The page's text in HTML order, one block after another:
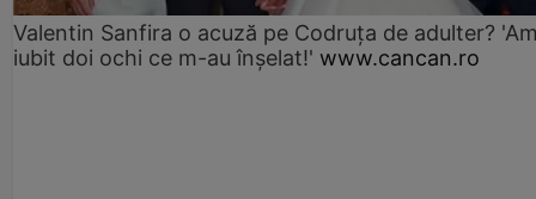
Valentin Sanfira o acuză pe Codruța de adulter?
iubit doi ochi ce m-au înșelat!' www.cancan.ro